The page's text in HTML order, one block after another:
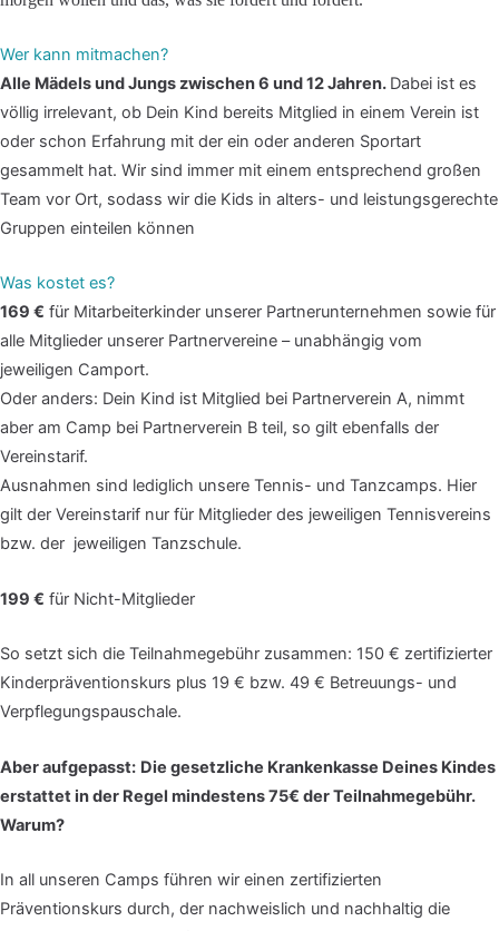
Wer kann mitmachen?
Alle Mädels und Jungs zwischen 6 und 12 Jahren. Dabei ist es
völlig irrelevant, ob Dein Kind bereits Mitglied in einem Verein ist
oder schon Erfahrung mit der ein oder anderen Sportart
gesammelt hat. Wir sind immer mit einem entsprechend großen
Team vor Ort, sodass wir die Kids in alters- und leistungsgerechte
Gruppen einteilen können
Was kostet es?
169 € für Mitarbeiterkinder unserer Partnerunternehmen sowie für
alle Mitglieder unserer Partnervereine – unabhängig vom
jeweiligen Camport.
Oder anders: Dein Kind ist Mitglied bei Partnerverein A, nimmt
aber am Camp bei Partnerverein B teil, so gilt ebenfalls der
Vereinstarif.
Ausnahmen sind lediglich unsere Tennis- und Tanzcamps. Hier
gilt der Vereinstarif nur für Mitglieder des jeweiligen Tennisvereins
bzw. der jeweiligen Tanzschule.
199 € für Nicht-Mitglieder
So setzt sich die Teilnahmegebühr zusammen: 150 € zertifizierter
Kinderpräventionskurs plus 19 € bzw. 49 € Betreuungs- und
Verpflegungspauschale.
Aber aufgepasst: Die gesetzliche Krankenkasse Deines Kindes
erstattet in der Regel mindestens 75€ der Teilnahmegebühr.
Warum?
In all unseren Camps führen wir einen zertifizierten
Präventionskurs durch, der nachweislich und nachhaltig die